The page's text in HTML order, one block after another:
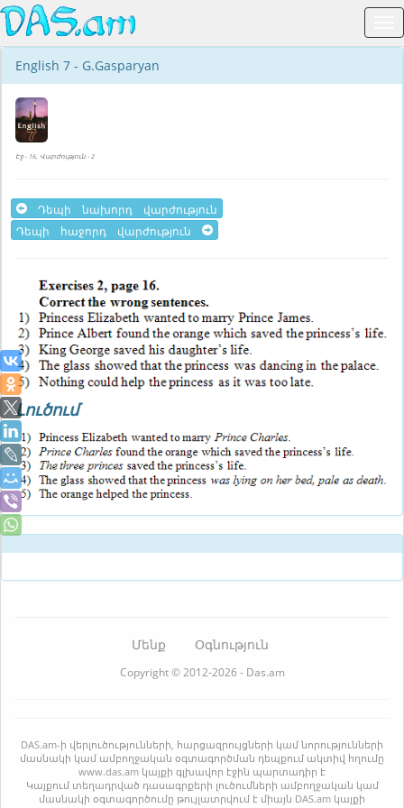
English 7 - G.Gasparyan
Էջ - 16, Վարժություն - 2
Դեպի նախորդ վարժություն
Դեպի հաջորդ վարժություն
Լուծում
Մենք Օգնություն
Copyright © 2012-2026 - Das.am
DAS.am-ի վերլուծությունների, հարցազրույցների կամ նորությունների
մասնակի կամ ամբողջական օգտագործման դեպքում ակտիվ հղումը
www.das.am կայքի գլխավոր էջին պարտադիր է
Կայքում տեղադրված դասագրքերի լուծումների ամբողջական կամ
մասնակի օգտագործումը թույլատրվում է միայն DAS.am կայքի